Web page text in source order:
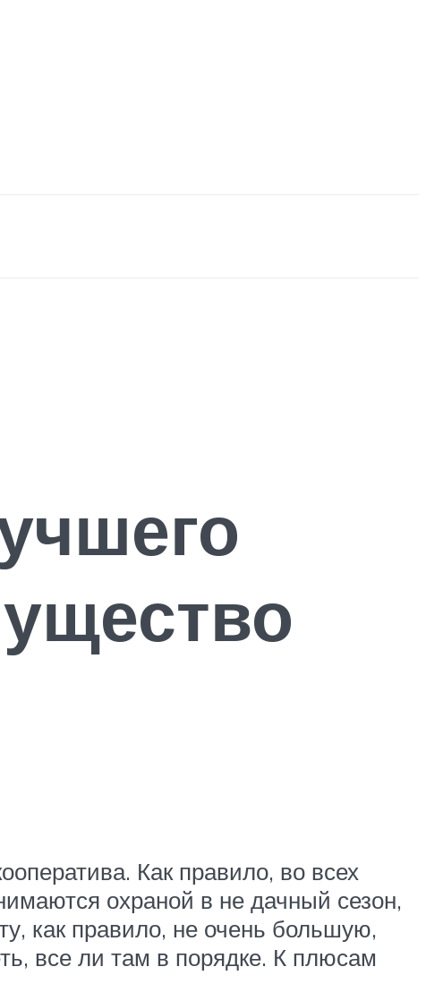
Как правило, во всех
охраной в не дачный сезон,
как правило, не очень большую,
все ли там в порядке. К плюсам